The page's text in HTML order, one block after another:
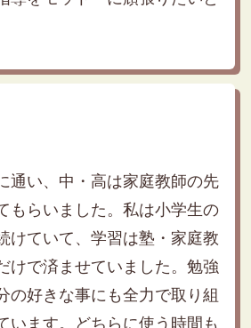
通い、中・高は家庭教師の先
もらいました。私は小学生の
けていて、学習は塾・家庭教
けで済ませていました。勉強
の好きな事にも全力で取り組
います。どちらに使う時間も